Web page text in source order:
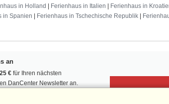
in Holland | Ferienhaus in Italien | Ferienhaus in
in Spanien | Ferienhaus in Tschechische Republik |
an
€ für Ihren nächsten
DanCenter Newsletter an.
und Urlaubstipps!